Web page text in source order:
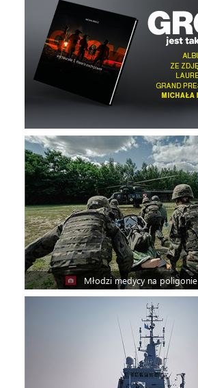
Młodzi medycy na poligonie